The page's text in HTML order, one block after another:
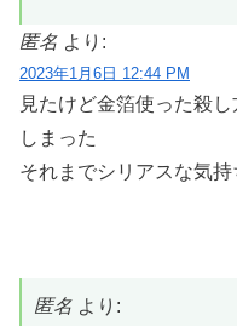
匿名 より:
2023年1月6日 12:44 PM
見たけど金箔使った殺
しまった
それまでシリアスな気
匿名 より: